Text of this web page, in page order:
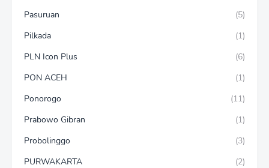
Pasuruan
(5)
Pilkada
(1)
PLN Icon Plus
(6)
PON ACEH
(1)
Ponorogo
(11)
Prabowo Gibran
(1)
Probolinggo
(3)
PURWAKARTA
(2)